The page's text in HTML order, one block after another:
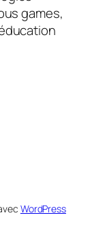
games,
WordPress